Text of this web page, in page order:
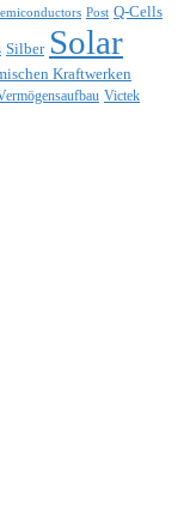
Post Q-Cells
Silber Solar
Kraftwerken
Victek